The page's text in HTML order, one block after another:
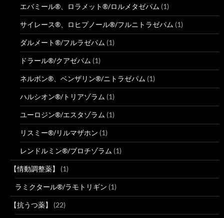
エバミール®、ロラメット®/ロルメタゼパム (1)
サイレース®、ロヒプノール®/フルニトラゼパム (1)
ダルメート®/フルラゼパム (1)
ドラール®/クアゼパム (1)
ネルボン®、ベンザリン®/ニトラゼパム (1)
ハルシオン®/トリアゾラム (1)
ユーロジン®/エスタゾラム (1)
リスミー®/リルマザホン (1)
レンドルミン®/ブロチゾラム (1)
【情動調整薬】 (1)
ラミクタール®/ラモトリギン (1)
【抗うつ薬】 (22)